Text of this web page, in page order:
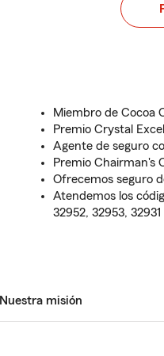
Miembro de Cocoa
Premio Crystal
Agente de seguro
Premio Chairman's
Ofrecemos seguro
Atendemos los
32952, 32953, 32931
Nuestra misión